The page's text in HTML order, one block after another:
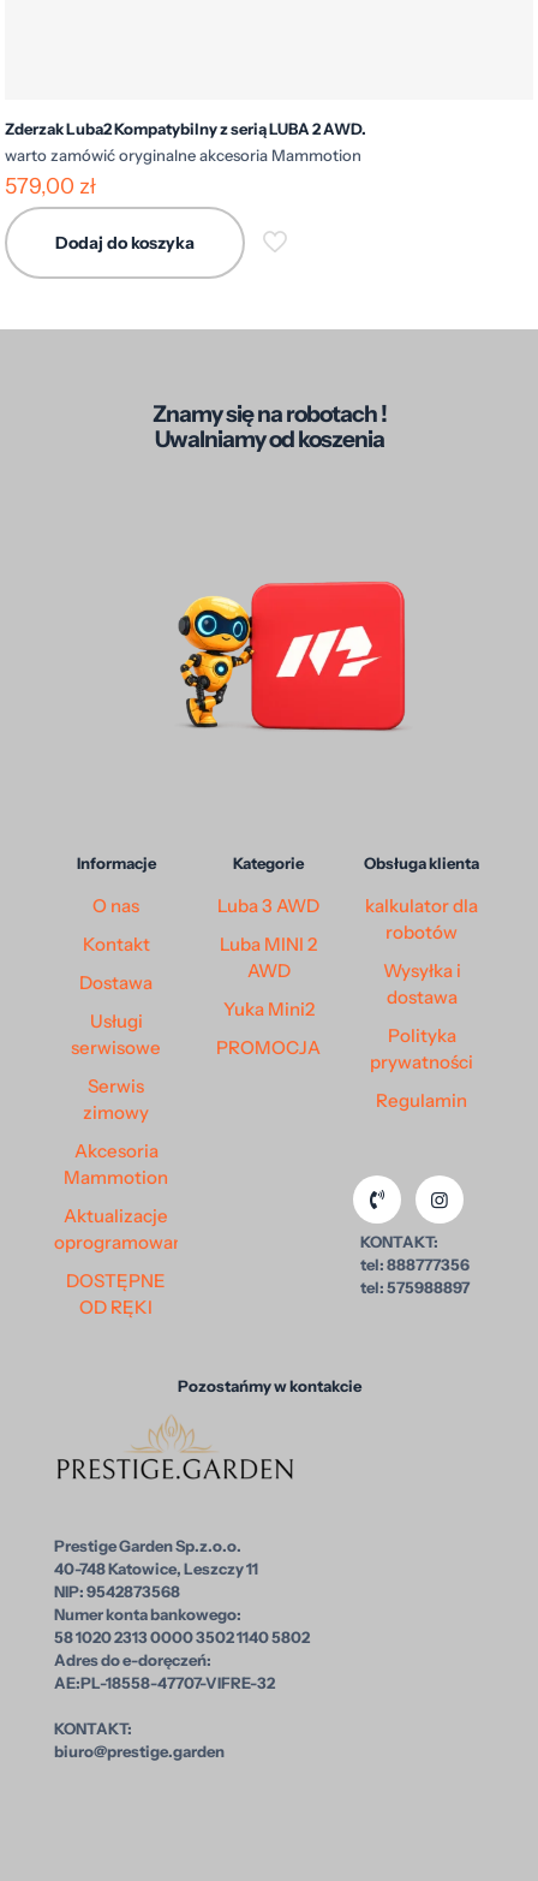
Zderzak Luba2 Kompatybilny z serią LUBA 2 AWD.
warto zamówić oryginalne akcesoria Mammotion
579,00 zł
Dodaj do koszyka
Znamy się na robotach !
Uwalniamy od koszenia
Informacje
O nas
Kontakt
Dostawa
Usługi
serwisowe
Serwis
zimowy
Akcesoria
Mammotion
Aktualizacje
oprogramowania
DOSTĘPNE
OD RĘKI
Kategorie
Luba 3 AWD
Luba MINI 2
AWD
Yuka Mini2
PROMOCJA
Obsługa klienta
kalkulator dla
robotów
Wysyłka i
dostawa
Polityka
prywatności
Regulamin
KONTAKT:
tel: 888777356
tel: 575988897
Pozostańmy w kontakcie
Prestige Garden Sp.z.o.o.
40-748 Katowice, Leszczy 11
NIP: 9542873568
Numer konta bankowego:
58 1020 2313 0000 3502 1140 5802
Adres do e-doręczeń:
AE:PL-18558-47707-VIFRE-32
KONTAKT:
biuro@prestige.garden